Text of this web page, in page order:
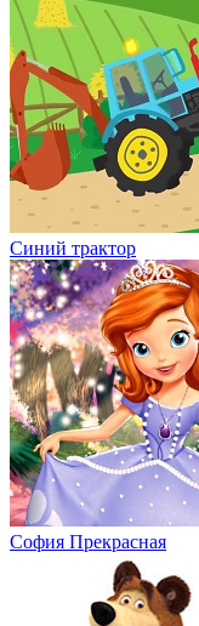
Синий трактор
София Прекрасная